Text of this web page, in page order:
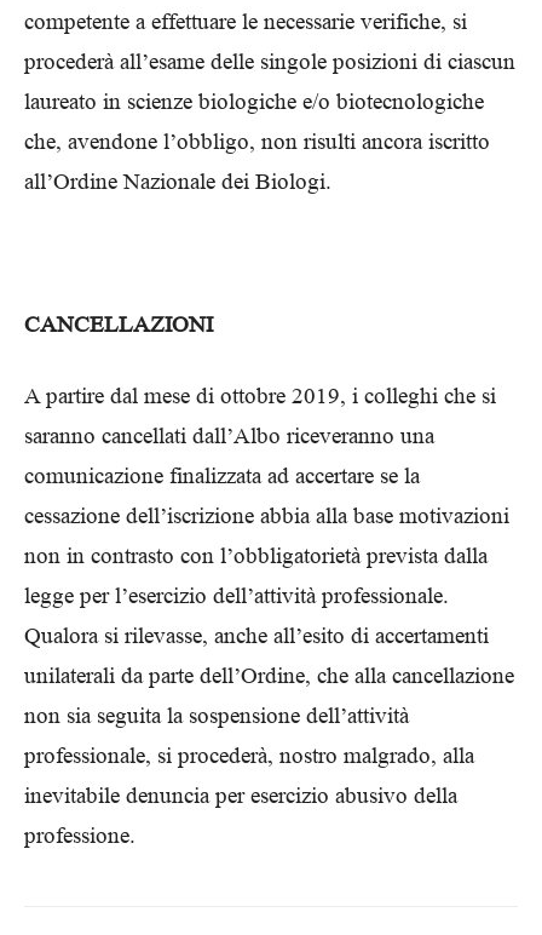
competente a effettuare le necessarie verifiche, si
procederà all’esame delle singole posizioni di ciascun
laureato in scienze biologiche e/o biotecnologiche
che, avendone l’obbligo, non risulti ancora iscritto
all’Ordine Nazionale dei Biologi.
CANCELLAZIONI
A partire dal mese di ottobre 2019, i colleghi che si
saranno cancellati dall’Albo riceveranno una
comunicazione finalizzata ad accertare se la
cessazione dell’iscrizione abbia alla base motivazioni
non in contrasto con l’obbligatorietà prevista dalla
legge per l’esercizio dell’attività professionale.
Qualora si rilevasse, anche all’esito di accertamenti
unilaterali da parte dell’Ordine, che alla cancellazione
non sia seguita la sospensione dell’attività
professionale, si procederà, nostro malgrado, alla
inevitabile denuncia per esercizio abusivo della
professione.